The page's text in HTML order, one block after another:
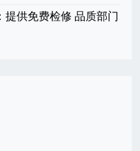
提供免费检修 品质部门